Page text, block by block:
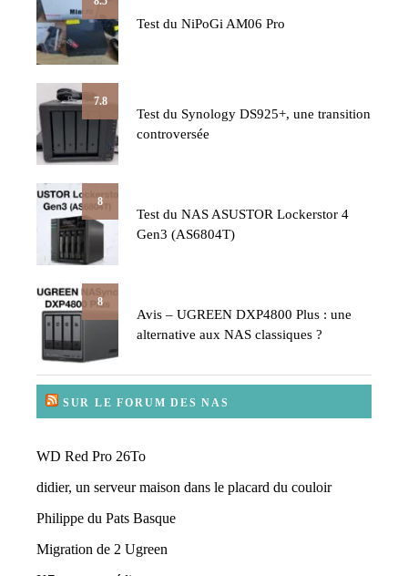
Test du NiPoGi AM06 Pro
7.8
Test du Synology DS925+, une transition
controversée
8
Test du NAS ASUSTOR Lockerstor 4
Gen3 (AS6804T)
8
Avis – UGREEN DXP4800 Plus : une
alternative aux NAS classiques ?
SUR LE FORUM DES NAS
WD Red Pro 26To
didier, un serveur maison dans le placard du couloir
Philippe du Pats Basque
Migration de 2 Ugreen